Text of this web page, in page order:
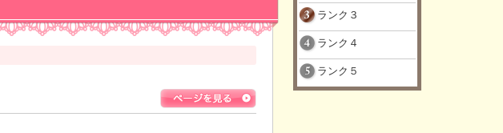
ランク３
ランク４
ランク５